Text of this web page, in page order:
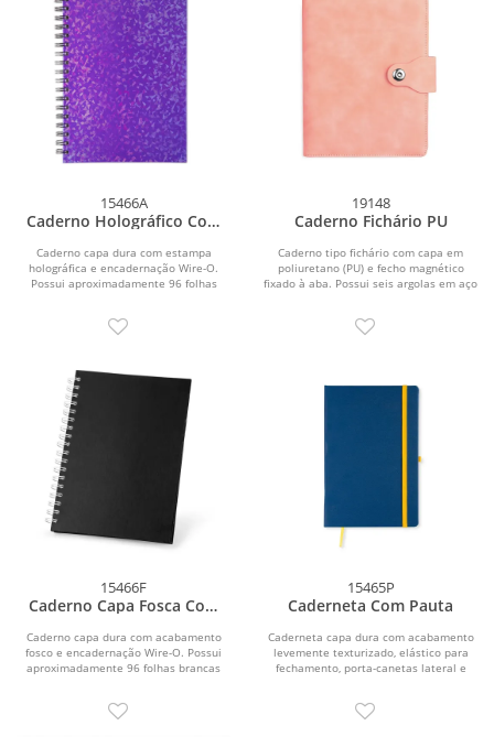
15466A
Caderno Holográfico Com
Caderno capa dura com estampa
holográfica e encadernação Wire-O.
Possui aproximadamente 96 folhas
19148
Caderno Fichário PU
Caderno tipo fichário com capa em
poliuretano (PU) e fecho magnético
fixado à aba. Possui seis argolas em aço
15466F
Caderno Capa Fosca Com
Caderno capa dura com acabamento
fosco e encadernação Wire-O. Possui
aproximadamente 96 folhas brancas
15465P
Caderneta Com Pauta
Caderneta capa dura com acabamento
levemente texturizado, elástico para
fechamento, porta-canetas lateral e